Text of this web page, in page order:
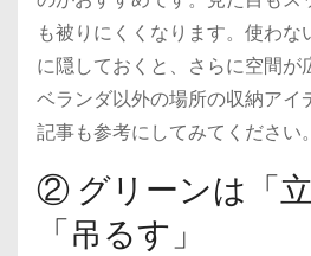
も被りにくくなります。使わ
に隠しておくと、さらに空間が
ベランダ以外の場所の収納アイ
記事も参考にしてみてください。
② グリーンは「
「吊るす」